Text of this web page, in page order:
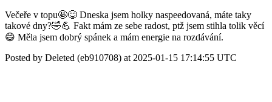
Večeře v topu🤩😋 Dneska jsem holky naspeedovaná, máte taky
takové dny?🤣💪 Fakt mám ze sebe radost, ptž jsem stihla tolik věcí
😄 Měla jsem dobrý spánek a mám energie na rozdávání.
Posted by Deleted (eb910708) at 2025-01-15 17:14:55 UTC